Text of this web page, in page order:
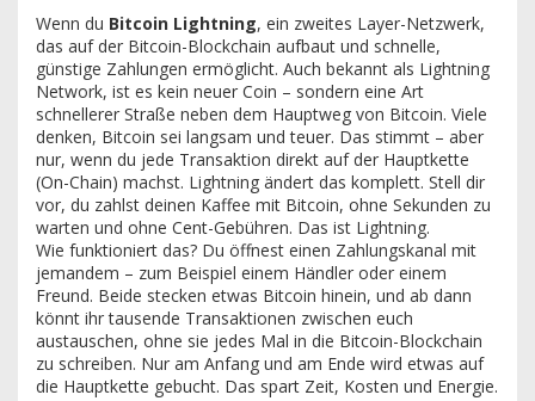
Wenn du Bitcoin Lightning, ein zweites Layer-Netzwerk,
das auf der Bitcoin-Blockchain aufbaut und schnelle,
günstige Zahlungen ermöglicht. Auch bekannt als Lightning
Network, ist es kein neuer Coin – sondern eine Art
schnellerer Straße neben dem Hauptweg von Bitcoin. Viele
denken, Bitcoin sei langsam und teuer. Das stimmt – aber
nur, wenn du jede Transaktion direkt auf der Hauptkette
(On-Chain) machst. Lightning ändert das komplett. Stell dir
vor, du zahlst deinen Kaffee mit Bitcoin, ohne Sekunden zu
warten und ohne Cent-Gebühren. Das ist Lightning.
Wie funktioniert das? Du öffnest einen Zahlungskanal mit
jemandem – zum Beispiel einem Händler oder einem
Freund. Beide stecken etwas Bitcoin hinein, und ab dann
könnt ihr tausende Transaktionen zwischen euch
austauschen, ohne sie jedes Mal in die Bitcoin-Blockchain
zu schreiben. Nur am Anfang und am Ende wird etwas auf
die Hauptkette gebucht. Das spart Zeit, Kosten und Energie.